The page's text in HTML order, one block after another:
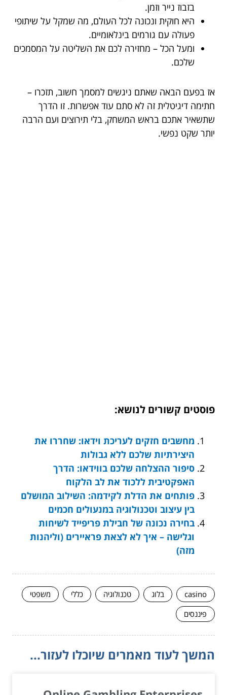
בזבוז נייר וזמן.
היא חוקית ונכונה לכל העולם, מה שמקל על שיתופי
פעולה עם גורמים בינלאומיים.
ומעל הכל – מחזירה לכם את השליטה על המסמכים
שלכם.
אז בפעם הבאה שאתם ניגשים למסמך חשוב, תזכרו –
חתימה דיגיטלית זה לא סתם עוד אפשרות. זו הדרך
שתשאיר אתכם בראש המשחק, בלי תירוצים ועם הרבה
יותר שקט נפשי.
פוסטים קשורים לנושא:
מחשבים חזקים לעריכת וידאו: שחררו את
היצירתיות שלכם ללא גבולות
סיפור ההצלחה שלכם בווידאו: הדרך
האפקטיבית ללכוד את לב הלקוח
פותחים את הדלת לקידמה: השילוב המושלם
בין עיצוב וטכנולוגיה במנעולים חכמים
בחירה נכונה של חבילת פריפייד לשיחות
וגלישה – איך לא לצאת פראיירים (וליהנות
מזה)
casino בלוג טכנולוגיה כללי
משפטי
פיננסים
המשך לעוד מאמרים שיוכלו לעזור...